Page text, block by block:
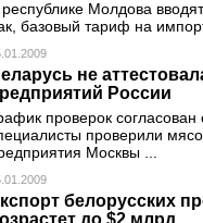
республике Молдова
базовый тариф на
не
России
проверок
проверили
Москвы ...
белорусских
до $2 млрд.